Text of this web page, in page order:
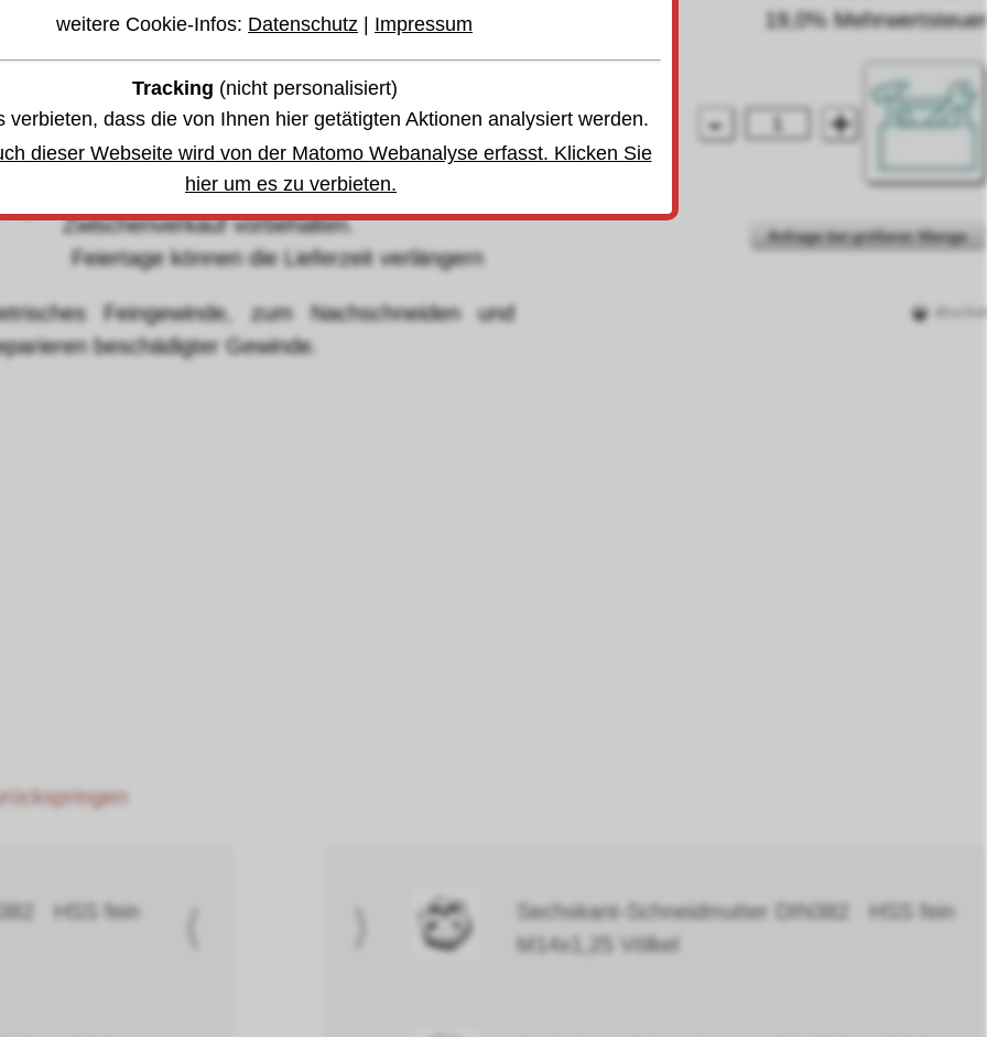
anderen Größen oder Varianten springen:
u. Garantie
Lagerbestand
bis Montag, den 10. August 2026 -
Zwischenverkauf vorbehalten.
können die Lieferzeit verlängern
Feingewinde, zum Nachschneiden und
beschädigter Gewinde.
19,0% Mehrwertsteuer
Anfrage bei größerer Menge
HSS fein
Sechskant-Schneidmutter DIN382 HSS fein
M14x1,25 Völkel
weitere Cookie-Infos: Datenschutz Impressum
Tracking (nicht personalisiert)
verbieten, dass die von Ihnen hier getätigten Aktionen analysiert werden.
dieser Webseite wird von der Matomo Webanalyse erfasst. Klicken Sie
hier um es zu verbieten.